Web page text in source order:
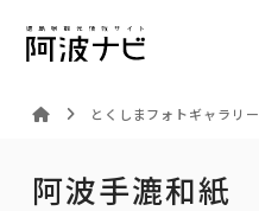
とくしまフォトギャラリー
阿波手漉和紙